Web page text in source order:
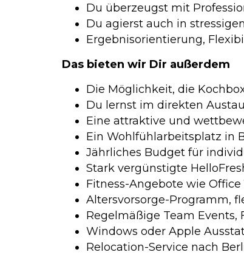
Du überzeugst mit
Du agierst auch in
Ergebnisorientierung,
Das bieten wir Dir außerdem
Die Möglichkeit, die
Du lernst im direkten
Eine attraktive und
Ein Wohlfühlarbeitsplatz in
Jährliches Budget für
Stark vergünstigte
Fitness-Angebote wie
Altersvorsorge-Programm,
Regelmäßige Team Events,
Windows oder Apple
Relocation-Service nach